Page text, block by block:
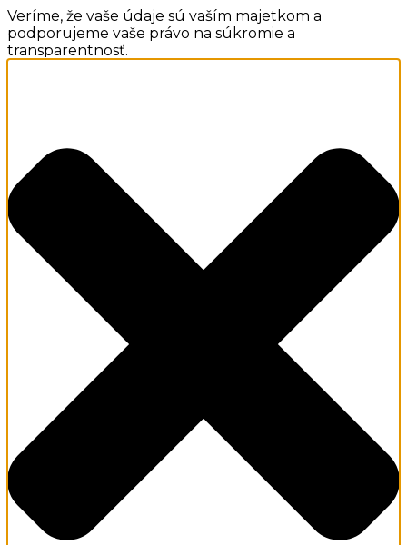
Veríme, že vaše údaje sú vaším majetkom a
podporujeme vaše právo na súkromie a
transparentnosť.